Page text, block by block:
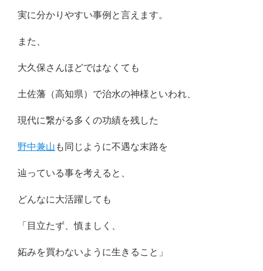
実に分かりやすい事例と言えます。
また、
大久保さんほどではなくても
土佐藩（高知県）で治水の神様といわれ、
現代に繋がる多くの功績を残した
野中兼山 も同じように不遇な末路を
辿っている事を考えると、
どんなに大活躍しても
「目立たず、慎ましく、
妬みを買わないように生きること」